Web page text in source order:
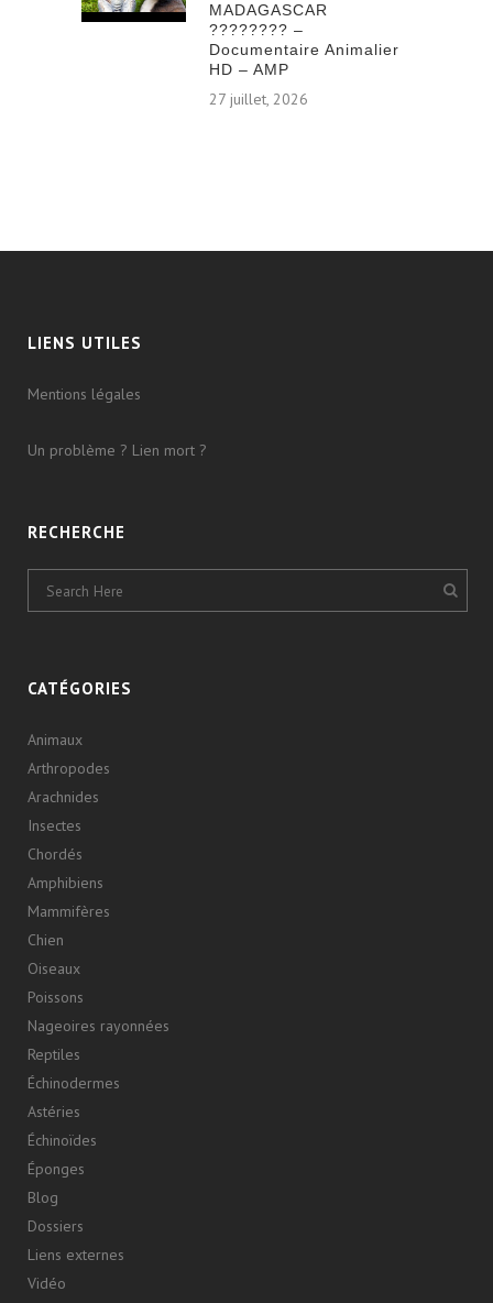
MADAGASCAR
???????? –
Documentaire Animalier
HD – AMP
27 juillet, 2026
LIENS UTILES
Mentions légales
Un problème ? Lien mort ?
RECHERCHE
CATÉGORIES
Animaux
Arthropodes
Arachnides
Insectes
Chordés
Amphibiens
Mammifères
Chien
Oiseaux
Poissons
Nageoires rayonnées
Reptiles
Échinodermes
Astéries
Échinoïdes
Éponges
Blog
Dossiers
Liens externes
Vidéo